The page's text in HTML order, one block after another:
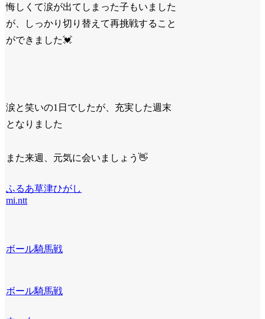
悔しくて涙が出てしまった子もいました
が、しっかり切り替えて再挑戦すること
ができました💓
涙と笑いの1 日でしたが、充実した週末
となりました
また来週、元気に会いましょう 👋
ふるあ草津ひがし
mi.ntt
ボール騎馬戦
ボール騎馬戦